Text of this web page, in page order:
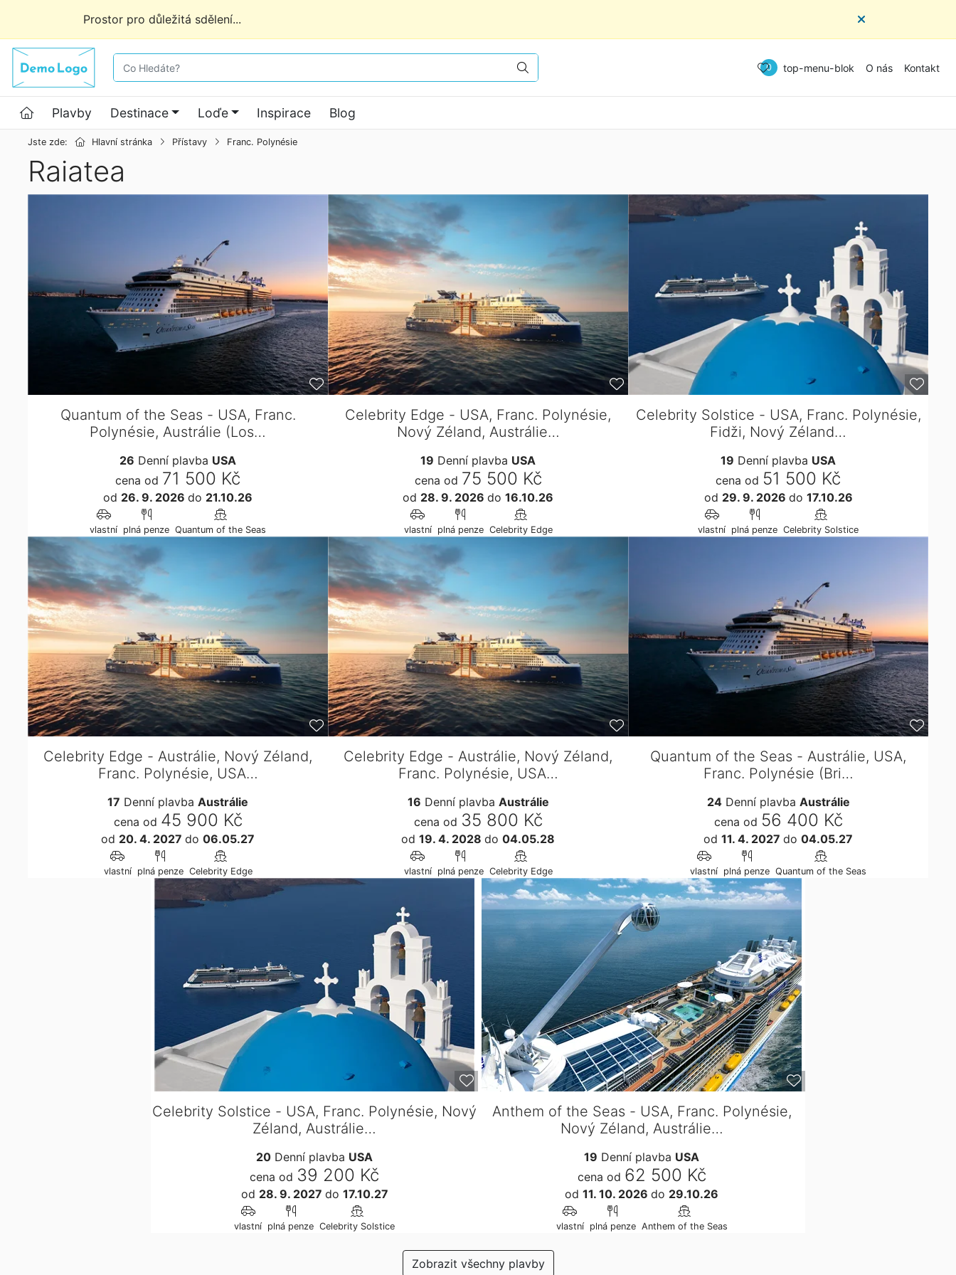
Prostor pro důležitá sdělení...
co hledáte
Vyhledat
0 top-menu-blok O nás Kontakt
Hlavní stránka
Plavby Destinace Loďe Inspirace Blog
Jste zde: Hlavní stránka Přístavy Franc. Polynésie
Raiatea
Quantum of the Seas - USA, Franc.
Polynésie, Austrálie (Los…
26 Denní plavba USA
cena od 71 500 Kč
od 26. 9. 2026 do 21.10.26
vlastní plná penze Quantum of the Seas
Celebrity Edge - USA, Franc. Polynésie,
Nový Zéland, Austrálie…
19 Denní plavba USA
cena od 75 500 Kč
od 28. 9. 2026 do 16.10.26
vlastní plná penze Celebrity Edge
Celebrity Solstice - USA, Franc. Polynésie,
Fidži, Nový Zéland…
19 Denní plavba USA
cena od 51 500 Kč
od 29. 9. 2026 do 17.10.26
vlastní plná penze Celebrity Solstice
Celebrity Edge - Austrálie, Nový Zéland,
Franc. Polynésie, USA…
17 Denní plavba Austrálie
cena od 45 900 Kč
od 20. 4. 2027 do 06.05.27
vlastní plná penze Celebrity Edge
Celebrity Edge - Austrálie, Nový Zéland,
Franc. Polynésie, USA…
16 Denní plavba Austrálie
cena od 35 800 Kč
od 19. 4. 2028 do 04.05.28
vlastní plná penze Celebrity Edge
Quantum of the Seas - Austrálie, USA,
Franc. Polynésie (Bri…
24Denní plavba Austrálie
cena od 56 400 Kč
od 11. 4. 2027 do 04.05.27
vlastní plná penze Quantum of the Seas
Celebrity Solstice - USA, Franc. Polynésie, Nový
Zéland, Austrálie…
20 Denní plavba USA
cena od 39 200 Kč
od 28. 9. 2027 do 17.10.27
vlastní plná penze Celebrity Solstice
Anthem of the Seas - USA, Franc. Polynésie,
Nový Zéland, Austrálie…
19 Denní plavba USA
cena od 62 500 Kč
od 11. 10. 2026 do 29.10.26
vlastní plná penze Anthem of the Seas
Zobrazit všechny plavby